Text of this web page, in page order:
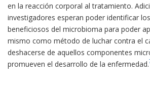
en la reacción corporal al tratamiento.
investigadores esperan poder identificar
beneficiosos del microbioma para poder
mismo como método de luchar contra el
deshacerse de aquellos componentes
promueven el desarrollo de la enfermedad.